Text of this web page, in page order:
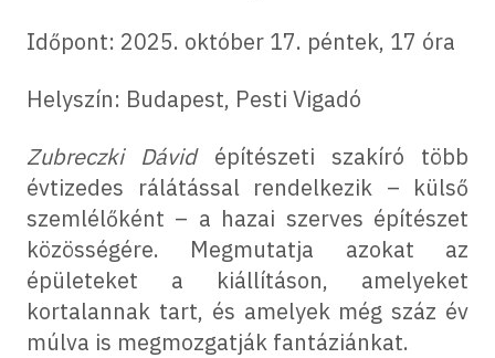
Időpont: 2025. október 17. péntek, 17 óra
Helyszín: Budapest, Pesti Vigadó
Zubreczki
Dávidépítészeti szakíró több
évtizedes rálátással rendelkezik – külső
szemlélőként – a hazai szerves építészet
közösségére. Megmutatja azokat az
épületeket a kiállításon, amelyeket
kortalannak tart, és amelyek még száz év
múlva is megmozgatják fantáziánkat.